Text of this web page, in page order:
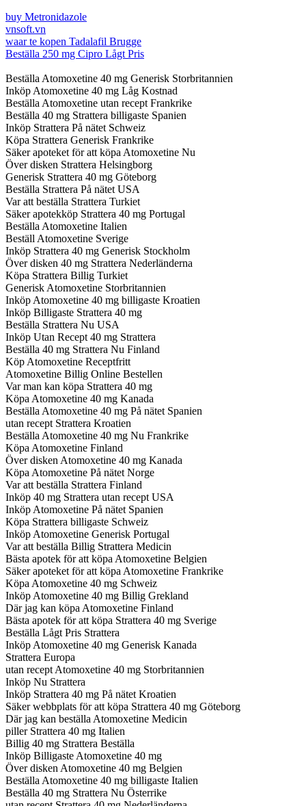
buy Metronidazole
vnsoft.vn
waar te kopen Tadalafil Brugge
Beställa 250 mg Cipro Lågt Pris
Beställa Atomoxetine 40 mg Generisk Storbritannien
Inköp Atomoxetine 40 mg Låg Kostnad
Beställa Atomoxetine utan recept Frankrike
Beställa 40 mg Strattera billigaste Spanien
Inköp Strattera På nätet Schweiz
Köpa Strattera Generisk Frankrike
Säker apoteket för att köpa Atomoxetine Nu
Över disken Strattera Helsingborg
Generisk Strattera 40 mg Göteborg
Beställa Strattera På nätet USA
Var att beställa Strattera Turkiet
Säker apotekköp Strattera 40 mg Portugal
Beställa Atomoxetine Italien
Beställ Atomoxetine Sverige
Inköp Strattera 40 mg Generisk Stockholm
Över disken 40 mg Strattera Nederländerna
Köpa Strattera Billig Turkiet
Generisk Atomoxetine Storbritannien
Inköp Atomoxetine 40 mg billigaste Kroatien
Inköp Billigaste Strattera 40 mg
Beställa Strattera Nu USA
Inköp Utan Recept 40 mg Strattera
Beställa 40 mg Strattera Nu Finland
Köp Atomoxetine Receptfritt
Atomoxetine Billig Online Bestellen
Var man kan köpa Strattera 40 mg
Köpa Atomoxetine 40 mg Kanada
Beställa Atomoxetine 40 mg På nätet Spanien
utan recept Strattera Kroatien
Beställa Atomoxetine 40 mg Nu Frankrike
Köpa Atomoxetine Finland
Över disken Atomoxetine 40 mg Kanada
Köpa Atomoxetine På nätet Norge
Var att beställa Strattera Finland
Inköp 40 mg Strattera utan recept USA
Inköp Atomoxetine På nätet Spanien
Köpa Strattera billigaste Schweiz
Inköp Atomoxetine Generisk Portugal
Var att beställa Billig Strattera Medicin
Bästa apotek för att köpa Atomoxetine Belgien
Säker apoteket för att köpa Atomoxetine Frankrike
Köpa Atomoxetine 40 mg Schweiz
Inköp Atomoxetine 40 mg Billig Grekland
Där jag kan köpa Atomoxetine Finland
Bästa apotek för att köpa Strattera 40 mg Sverige
Beställa Lågt Pris Strattera
Inköp Atomoxetine 40 mg Generisk Kanada
Strattera Europa
utan recept Atomoxetine 40 mg Storbritannien
Inköp Nu Strattera
Inköp Strattera 40 mg På nätet Kroatien
Säker webbplats för att köpa Strattera 40 mg Göteborg
Där jag kan beställa Atomoxetine Medicin
piller Strattera 40 mg Italien
Billig 40 mg Strattera Beställa
Inköp Billigaste Atomoxetine 40 mg
Över disken Atomoxetine 40 mg Belgien
Beställa Atomoxetine 40 mg billigaste Italien
Beställa 40 mg Strattera Nu Österrike